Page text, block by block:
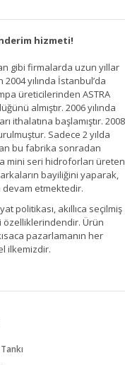
hizmeti!
gibi firmalarda uzun yıllar
yılında İstanbul’da
üreticilerinden ASTRA
almıştır. 2006 yılında
başlamıştır. 2008
Sadece 2 yılda
bu fabrika sonradan
mini seri hidroforları üreten
bayiliğini yaparak,
devam etmektedir.
politikası, akıllıca seçilmiş
özelliklerindendir. Ürün
pazarlamanın her
ilkemizdir.